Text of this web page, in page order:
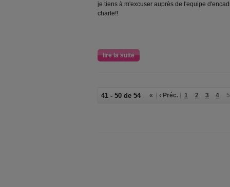
je tiens à m'excuser auprès de l'equipe
charte!!
lire la suite
41 - 50 de 54 « ‹ Préc. 1 2 3 4 5